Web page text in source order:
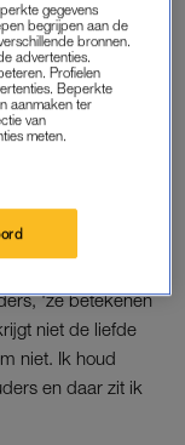
opgegroeid op
tot ik op mijn
leerlingen.
dat je nergens
‘ze betekenen
niet de liefde
niet. Ik houd
en daar zit ik
gegevens
begrijpen aan de
bronnen.
advertenties.
Profielen
Beperkte
aanmaken ter
van
meten.